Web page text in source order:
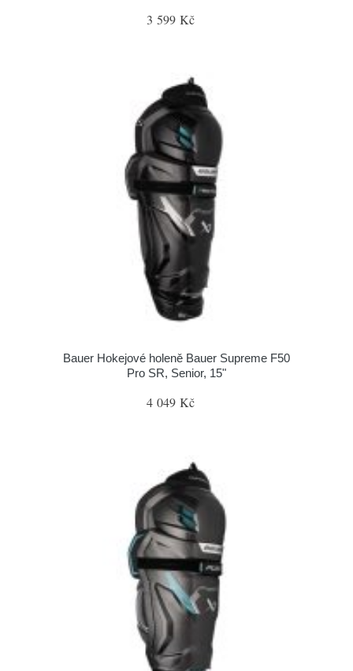
3 599 Kč
Bauer Hokejové holeně Bauer Supreme F50
Pro SR, Senior, 15"
4 049 Kč